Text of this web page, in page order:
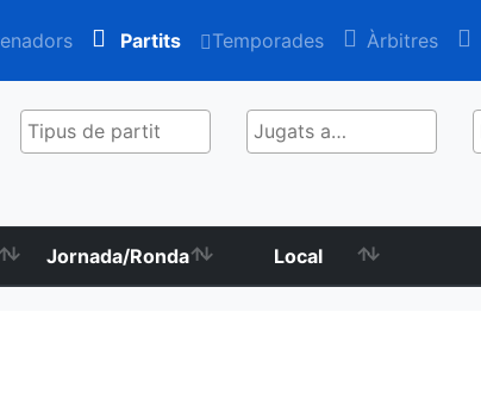
Partits Temporades Àrbitres
Jornada/Ronda Local